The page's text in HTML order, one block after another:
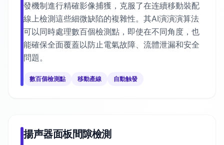
發機制進行精確影像捕獲，克服了在连續移動裝配
線上檢測這些細微缺陷的複雜性。其AI演演演算法
可以同時處理數百個檢測點，即使在不同角度，也
能確保全面覆蓋以防止電氣故障、流體泄漏和安全
問題。
數百個檢測點 移動產線 自動触發
揚声器面板間隙檢測